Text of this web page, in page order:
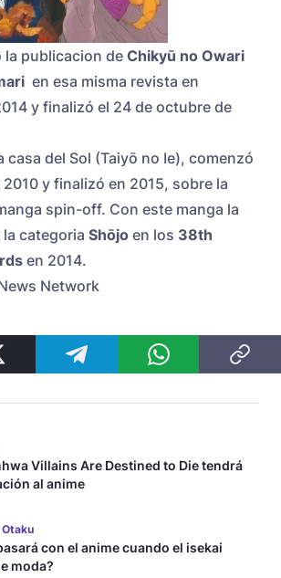
la publicacion de Chikyū no Owari
en esa misma revista en
y finalizó el 24 de octubre de
casa del Sol (Taiyō no Ie), comenzó
y finalizó en 2015, sobre la
spin-off. Con este manga la
categoria Shōjo en los 38th
en 2014.
Network
Villains Are Destined to Die tendrá
al anime
con el anime cuando el isekai
moda?